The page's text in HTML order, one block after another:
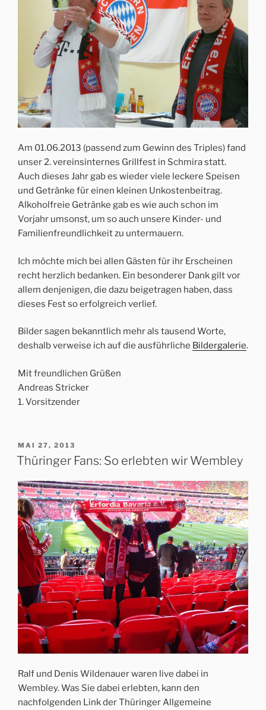
Am 01.06.2013 (passend zum Gewinn des Triples) fand
unser 2. vereinsinternes Grillfest in Schmira statt.
Auch dieses Jahr gab es wieder viele leckere Speisen
und Getränke für einen kleinen Unkostenbeitrag.
Alkoholfreie Getränke gab es wie auch schon im
Vorjahr umsonst, um so auch unsere Kinder- und
Familienfreundlichkeit zu untermauern.
Ich möchte mich bei allen Gästen für ihr Erscheinen
recht herzlich bedanken. Ein besonderer Dank gilt vor
allem denjenigen, die dazu beigetragen haben, dass
dieses Fest so erfolgreich verlief.
Bilder sagen bekanntlich mehr als tausend Worte,
deshalb verweise ich auf die ausführliche Bildergalerie.
Mit freundlichen Grüßen
Andreas Stricker
1. Vorsitzender
VERÖFFENTLICHT
AM
MAI 27, 2013
Thüringer Fans: So erlebten wir Wembley
Ralf und Denis Wildenauer waren live dabei in
Wembley. Was Sie dabei erlebten, kann den
nachfolgenden Link der Thüringer Allgemeine